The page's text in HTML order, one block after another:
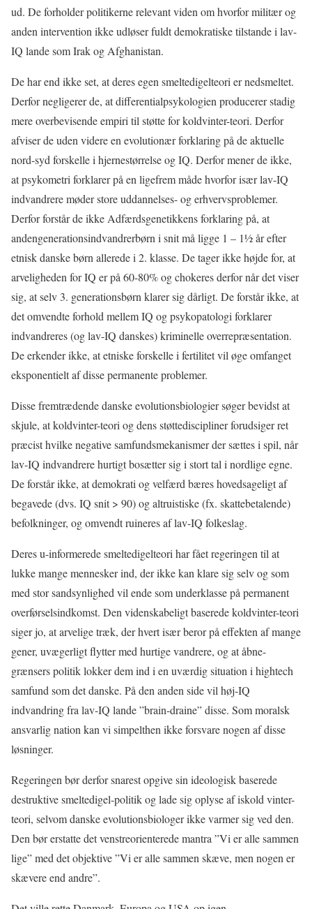
ud. De forholder politikerne relevant viden om hvorfor militær og
anden intervention ikke udløser fuldt demokratiske tilstande i lav-
IQ lande som Irak og Afghanistan.
De har end ikke set, at deres egen smeltedigelteori er nedsmeltet.
Derfor negligerer de, at differentialpsykologien producerer stadig
mere overbevisende empiri til støtte for koldvinter-teori. Derfor
afviser de uden videre en evolutionær forklaring på de aktuelle
nord-syd forskelle i hjernestørrelse og IQ. Derfor mener de ikke,
at psykometri forklarer på en ligefrem måde hvorfor især lav-IQ
indvandrere møder store uddannelses- og erhvervsproblemer.
Derfor forstår de ikke Adfærdsgenetikkens forklaring på, at
andengenerationsindvandrerbørn i snit må ligge 1 – 1½ år efter
etnisk danske børn allerede i 2. klasse. De tager ikke højde for, at
arveligheden for IQ er på 60-80% og chokeres derfor når det viser
sig, at selv 3. generationsbørn klarer sig dårligt. De forstår ikke, at
det omvendte forhold mellem IQ og psykopatologi forklarer
indvandreres (og lav-IQ danskes) kriminelle overrepræsentation.
De erkender ikke, at etniske forskelle i fertilitet vil øge omfanget
eksponentielt af disse permanente problemer.
Disse fremtrædende danske evolutionsbiologier søger bevidst at
skjule, at koldvinter-teori og dens støttediscipliner forudsiger ret
præcist hvilke negative samfundsmekanismer der sættes i spil, når
lav-IQ indvandrere hurtigt bosætter sig i stort tal i nordlige egne.
De forstår ikke, at demokrati og velfærd bæres hovedsageligt af
begavede (dvs. IQ snit > 90) og altruistiske (fx. skattebetalende)
befolkninger, og omvendt ruineres af lav-IQ folkeslag.
Deres u-informerede smeltedigelteori har fået regeringen til at
lukke mange mennesker ind, der ikke kan klare sig selv og som
med stor sandsynlighed vil ende som underklasse på permanent
overførselsindkomst. Den videnskabeligt baserede koldvinter-teori
siger jo, at arvelige træk, der hvert især beror på effekten af mange
gener, uvægerligt flytter med hurtige vandrere, og at åbne-
grænsers politik lokker dem ind i en uværdig situation i hightech
samfund som det danske. På den anden side vil høj-IQ
indvandring fra lav-IQ lande ”brain-draine” disse. Som moralsk
ansvarlig nation kan vi simpelthen ikke forsvare nogen af disse
løsninger.
Regeringen bør derfor snarest opgive sin ideologisk baserede
destruktive smeltedigel-politik og lade sig oplyse af iskold vinter-
teori, selvom danske evolutionsbiologer ikke varmer sig ved den.
Den bør erstatte det venstreorienterede mantra ”Vi er alle sammen
lige” med det objektive ”Vi er alle sammen skæve, men nogen er
skævere end andre”.